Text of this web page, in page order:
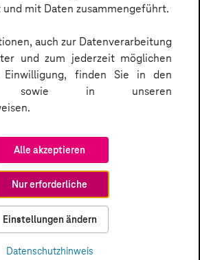
mit Daten zusammengeführt.
auch zur Datenverarbeitung
und zum jederzeit möglichen
finden Sie in den
sowie in unseren
Alle akzeptieren
Nur erforderliche
Einstellungen ändern
Datenschutzhinweis
Innovationen,